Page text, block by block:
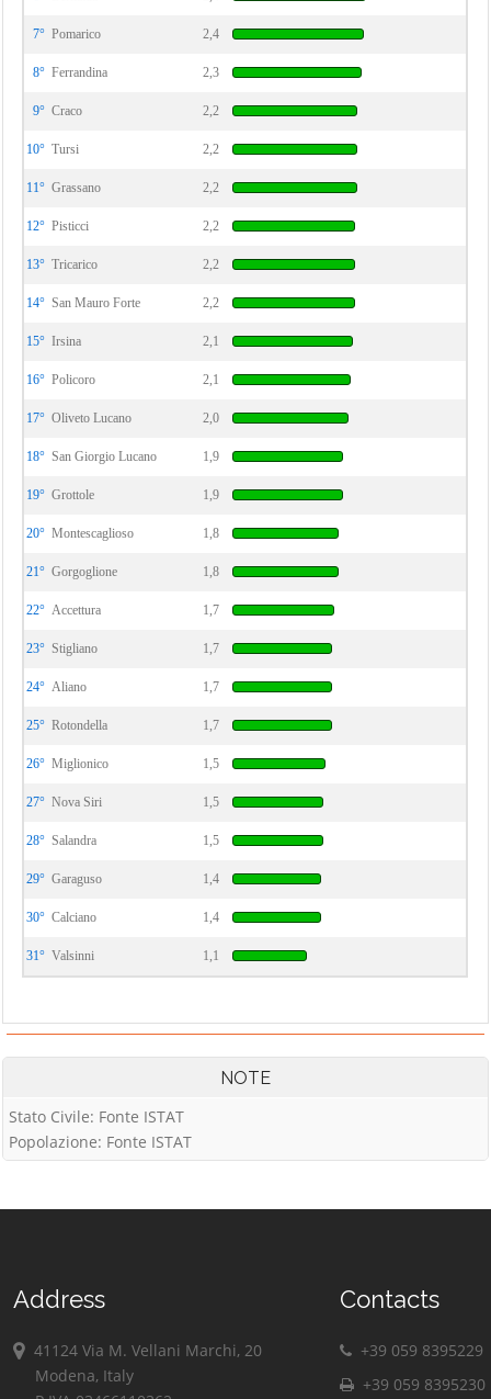
7° Pomarico 2,4
8° Ferrandina 2,3
9° Craco 2,2
10° Tursi 2,2
11° Grassano 2,2
12° Pisticci 2,2
13° Tricarico 2,2
14° San Mauro Forte 2,2
15° Irsina 2,1
16° Policoro 2,1
17° Oliveto Lucano 2,0
18° San Giorgio Lucano 1,9
19° Grottole 1,9
20° Montescaglioso 1,8
21° Gorgoglione 1,8
22° Accettura 1,7
23° Stigliano 1,7
24° Aliano 1,7
25° Rotondella 1,7
26° Miglionico 1,5
27° Nova Siri 1,5
28° Salandra 1,5
29° Garaguso 1,4
30° Calciano 1,4
31° Valsinni 1,1
NOTE
Stato Civile: Fonte ISTAT
Popolazione: Fonte ISTAT
Address
41124 Via M. Vellani Marchi, 20
Modena, Italy
Contacts
+39 059 8395229
+39 059 8395230